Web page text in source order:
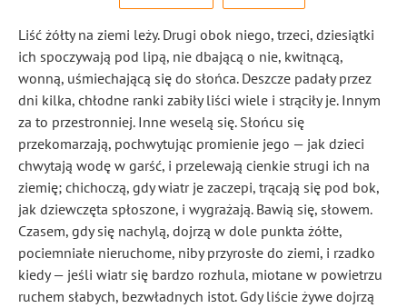
Liść żółty na ziemi leży. Drugi obok niego, trzeci, dziesiątki
ich spoczywają pod lipą, nie dbającą o nie, kwitnącą,
wonną, uśmiechającą się do słońca. Deszcze padały przez
dni kilka, chłodne ranki zabiły liści wiele i strąciły je. Innym
za to przestronniej. Inne weselą się. Słońcu się
przekomarzają, pochwytując promienie jego — jak dzieci
chwytają wodę w garść, i przelewają cienkie strugi ich na
ziemię; chichoczą, gdy wiatr je zaczepi, trącają się pod bok,
jak dziewczęta spłoszone, i wygrażają. Bawią się, słowem.
Czasem, gdy się nachylą, dojrzą w dole punkta żółte,
pociemniałe nieruchome, niby przyrosłe do ziemi, i rzadko
kiedy — jeśli wiatr się bardzo rozhula, miotane w powietrzu
ruchem słabych, bezwładnych istot. Gdy liście żywe dojrzą